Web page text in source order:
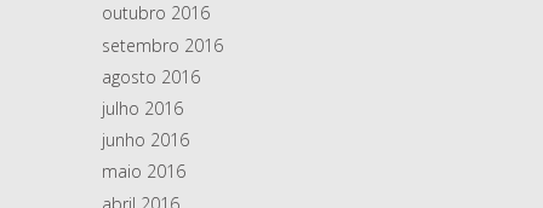
outubro 2016
setembro 2016
agosto 2016
julho 2016
junho 2016
maio 2016
abril 2016